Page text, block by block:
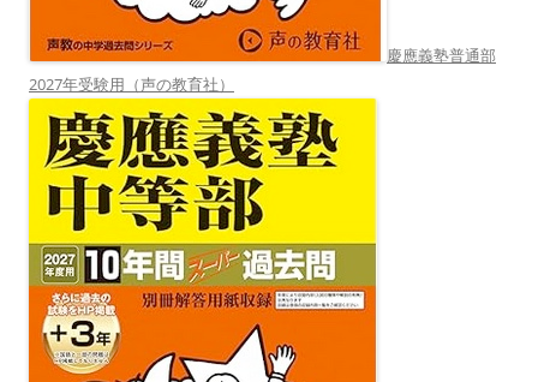
慶應義塾普通部
2027年受験用（声の教育社）